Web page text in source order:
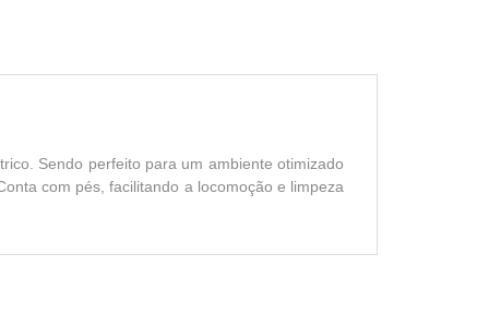
Sendo perfeito para um ambiente otimizado
com pés, facilitando a locomoção e limpeza